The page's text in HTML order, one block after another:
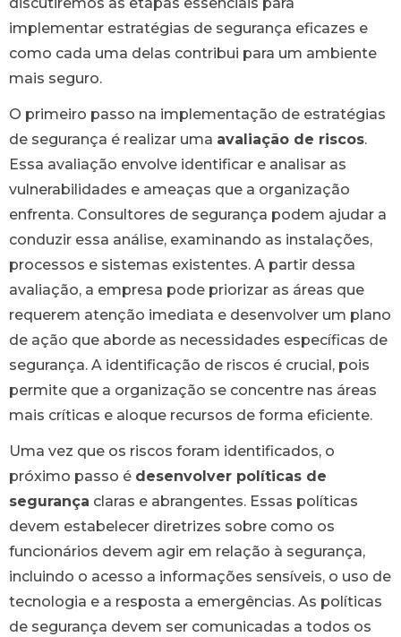
discutiremos as etapas essenciais para
implementar estratégias de segurança eficazes e
como cada uma delas contribui para um ambiente
mais seguro.
O primeiro passo na implementação de estratégias
de segurança é realizar uma avaliação de riscos.
Essa avaliação envolve identificar e analisar as
vulnerabilidades e ameaças que a organização
enfrenta. Consultores de segurança podem ajudar a
conduzir essa análise, examinando as instalações,
processos e sistemas existentes. A partir dessa
avaliação, a empresa pode priorizar as áreas que
requerem atenção imediata e desenvolver um plano
de ação que aborde as necessidades específicas de
segurança. A identificação de riscos é crucial, pois
permite que a organização se concentre nas áreas
mais críticas e aloque recursos de forma eficiente.
Uma vez que os riscos foram identificados, o
próximo passo é desenvolver políticas de
segurança claras e abrangentes. Essas políticas
devem estabelecer diretrizes sobre como os
funcionários devem agir em relação à segurança,
incluindo o acesso a informações sensíveis, o uso de
tecnologia e a resposta a emergências. As políticas
de segurança devem ser comunicadas a todos os